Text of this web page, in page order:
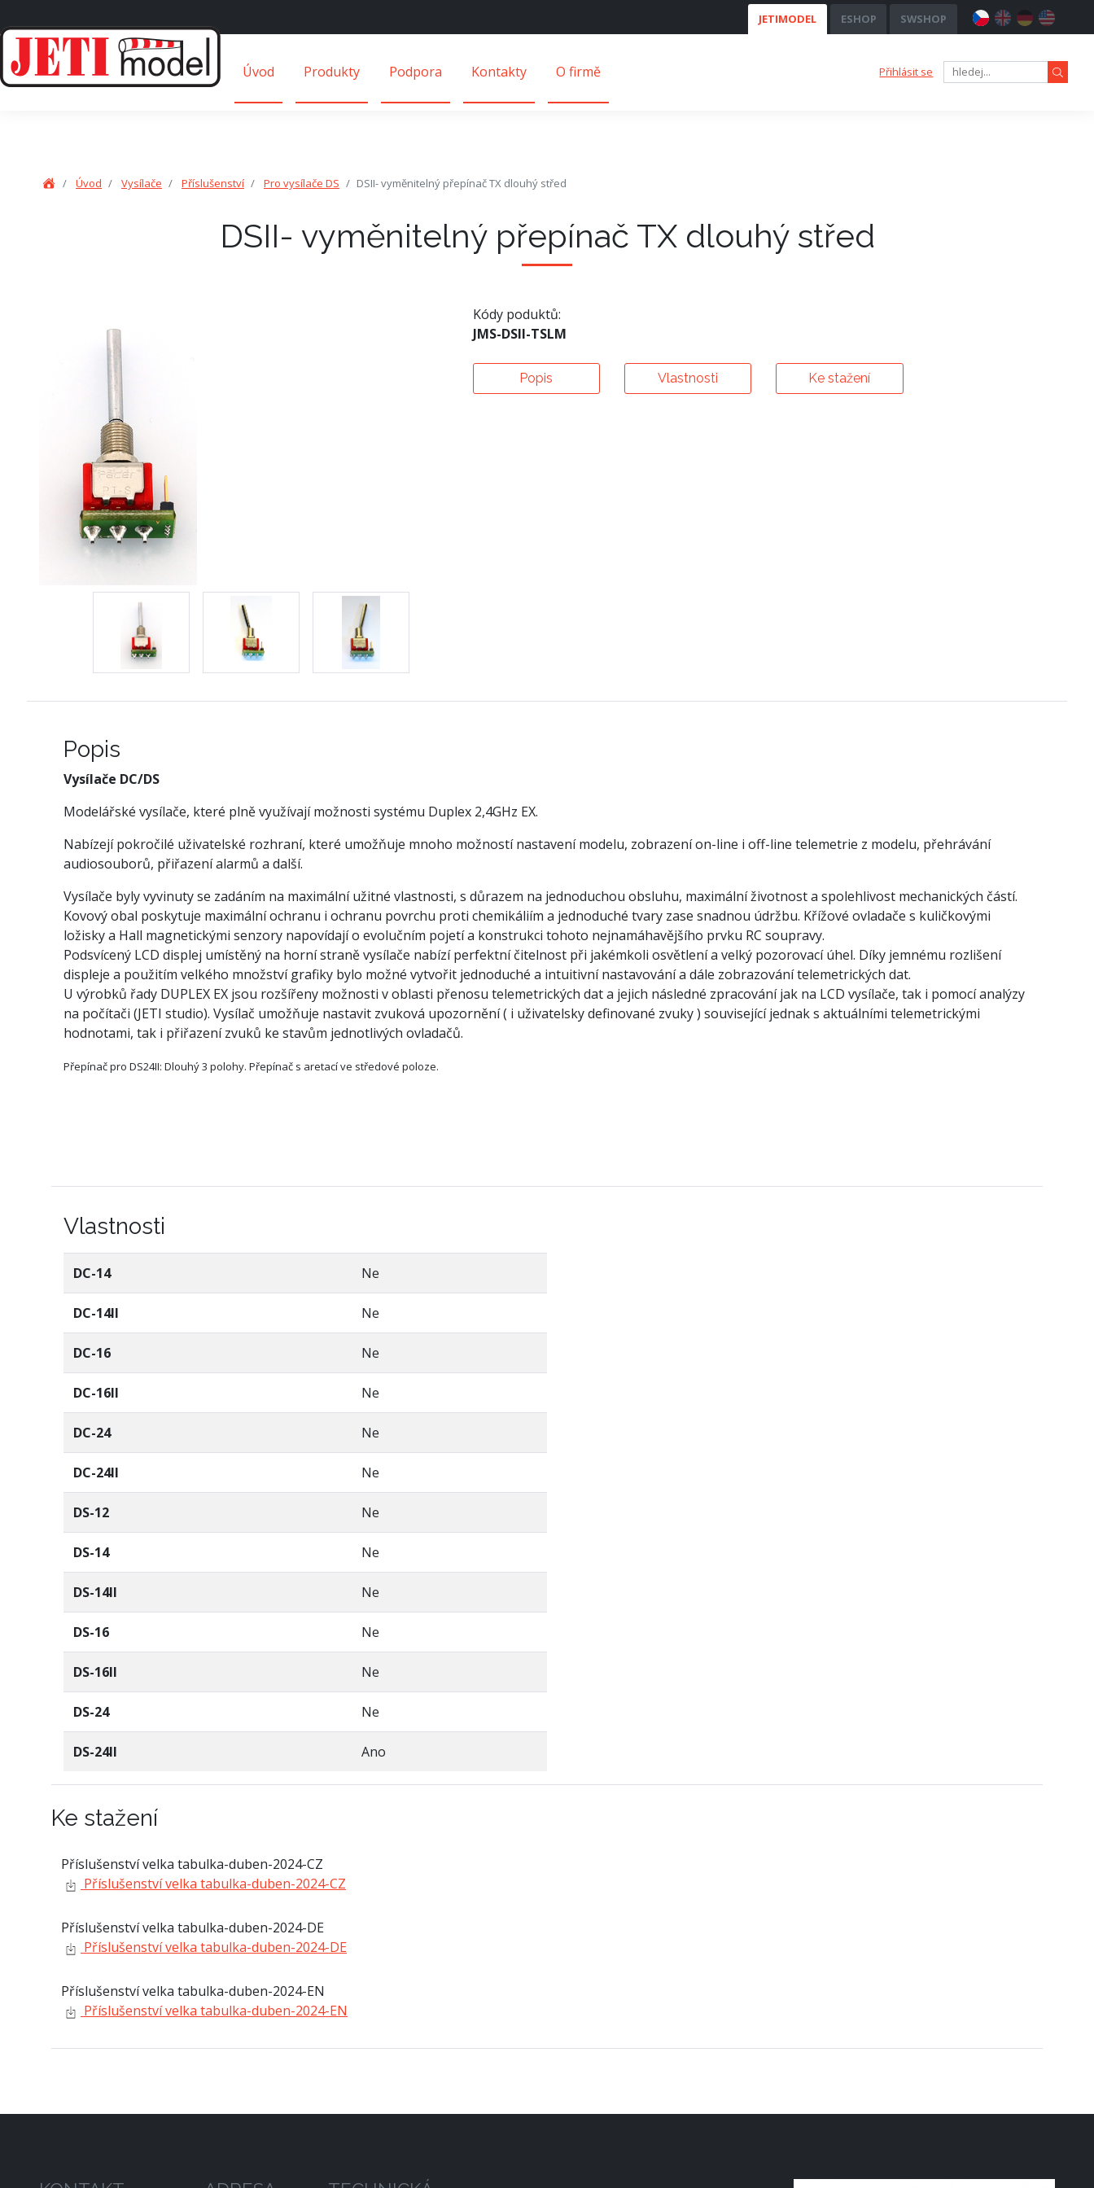
JETIMODEL ESHOP SWSHOP
Úvod Produkty Podpora Kontakty O firmě Přihlásit se
Úvod Vysílače Příslušenství Pro vysílače DS DSII- vyměnitelný přepínač TX dlouhý střed
DSII- vyměnitelný přepínač TX dlouhý střed
Kódy poduktů:
JMS-DSII-TSLM
Popis Vlastnosti Ke stažení
Popis
Vysílače DC/DS
Modelářské vysílače, které plně využívají možnosti systému Duplex 2,4GHz EX.
Nabízejí pokročilé uživatelské rozhraní, které umožňuje mnoho možností nastavení modelu, zobrazení on-line i off-line telemetrie z modelu, přehrávání
audiosouborů, přiřazení alarmů a další.
Vysílače byly vyvinuty se zadáním na maximální užitné vlastnosti, s důrazem na jednoduchou obsluhu, maximální životnost a spolehlivost mechanických částí.
Kovový obal poskytuje maximální ochranu i ochranu povrchu proti chemikáliím a jednoduché tvary zase snadnou údržbu. Křížové ovladače s kuličkovými
ložisky a Hall magnetickými senzory napovídají o evolučním pojetí a konstrukci tohoto nejnamáhavějšího prvku RC soupravy.
Podsvícený LCD displej umístěný na horní straně vysílače nabízí perfektní čitelnost při jakémkoli osvětlení a velký pozorovací úhel. Díky jemnému rozlišení
displeje a použitím velkého množství grafiky bylo možné vytvořit jednoduché a intuitivní nastavování a dále zobrazování telemetrických dat.
U výrobků řady DUPLEX EX jsou rozšířeny možnosti v oblasti přenosu telemetrických dat a jejich následné zpracování jak na LCD vysílače, tak i pomocí analýzy
na počítači (JETI studio). Vysílač umožňuje nastavit zvuková upozornění ( i uživatelsky definované zvuky ) související jednak s aktuálními telemetrickými
hodnotami, tak i přiřazení zvuků ke stavům jednotlivých ovladačů.
Přepínač pro DS24II: Dlouhý 3 polohy. Přepínač s aretací ve středové poloze.
Vlastnosti
DC-14 Ne
DC-14II Ne
DC-16 Ne
DC-16II Ne
DC-24 Ne
DC-24II Ne
DS-12 Ne
DS-14 Ne
DS-14II Ne
DS-16 Ne
DS-16II Ne
DS-24 Ne
DS-24II Ano
Ke stažení
Příslušenství velka tabulka-duben-2024-CZ
Příslušenství velka tabulka-duben-2024-CZ
Příslušenství velka tabulka-duben-2024-DE
Příslušenství velka tabulka-duben-2024-DE
Příslušenství velka tabulka-duben-2024-EN
Příslušenství velka tabulka-duben-2024-EN